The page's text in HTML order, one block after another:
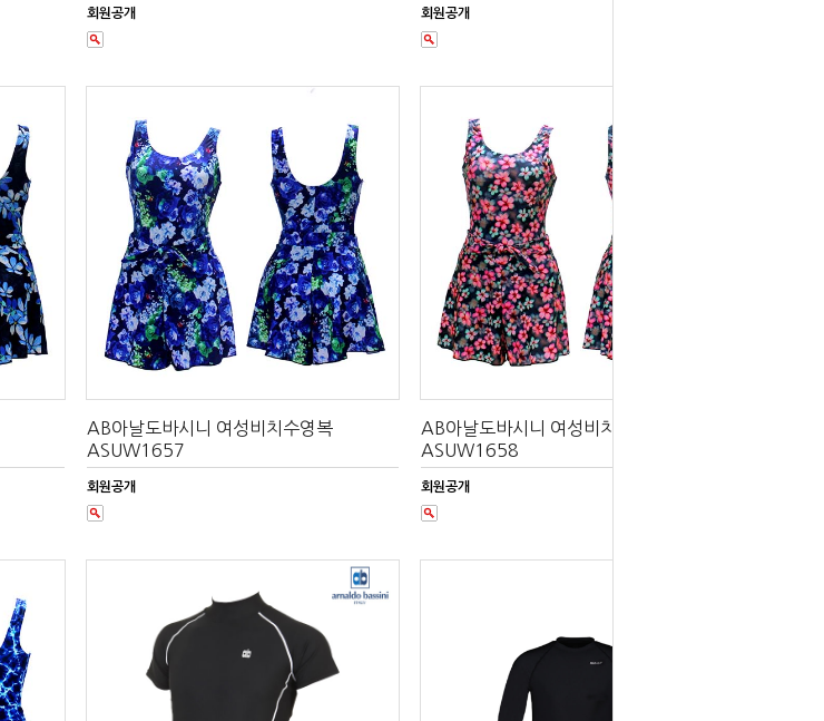
회원공개 회원공개
AB아날도바시니 여성비치수영복
ASUW1657
회원공개
AB아날도바시니 여성비치수영복
ASUW1658
회원공개